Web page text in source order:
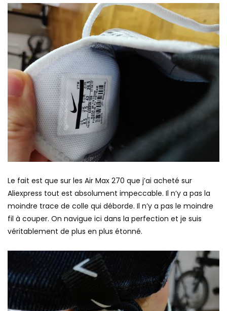
Le fait est que sur les Air Max 270 que j’ai acheté sur
Aliexpress tout est absolument impeccable. Il n’y a pas la
moindre trace de colle qui déborde. Il n’y a pas le moindre
fil à couper. On navigue ici dans la perfection et je suis
véritablement de plus en plus étonné.